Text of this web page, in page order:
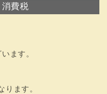
費税
ます。
ります。